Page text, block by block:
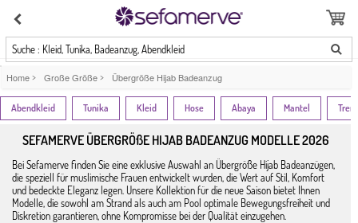
Suche : Kleid, Tunika, Badeanzug, Abendkleid
Home > Große Größe > Übergröße Hijab Badeanzug
Abendkleid Tunika Kleid Hose Abaya Mantel
SEFAMERVE ÜBERGRÖßE HIJAB BADEANZUG MODELLE 2026
Bei Sefamerve finden Sie eine exklusive Auswahl an Übergröße Hijab Badeanzügen,
die speziell für muslimische Frauen entwickelt wurden, die Wert auf Stil, Komfort
und bedeckte Eleganz legen. Unsere Kollektion für die neue Saison bietet Ihnen
Modelle, die sowohl am Strand als auch am Pool optimale Bewegungsfreiheit und
Diskretion garantieren, ohne Kompromisse bei der Qualität einzugehen.